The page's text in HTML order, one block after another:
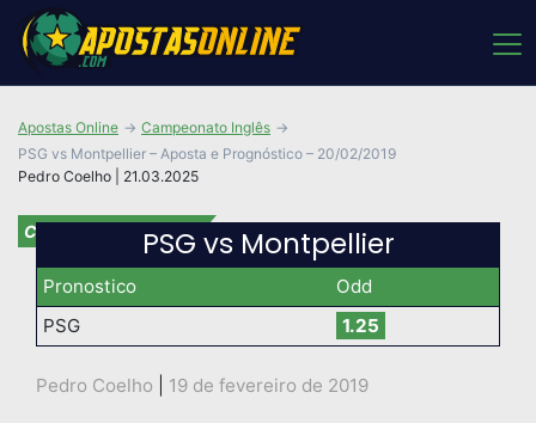
Pedro Coelho | 21.03.2025
Apostas Online
Campeonato Inglês
PSG vs Montpellier – Aposta e Prognóstico – 20/02/2019
Campeonato InglêsPSG vs Montpellier
Pronostico
Odd
PSG
1.25
Pedro Coelho 19 de fevereiro de 2019